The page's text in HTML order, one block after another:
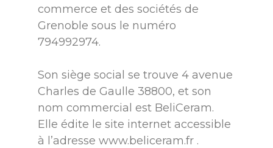
commerce et des sociétés de
Grenoble sous le numéro
794992974.
Son siège social se trouve 4 avenue
Charles de Gaulle 38800, et son
nom commercial est BeliCeram.
Elle édite le site internet accessible
à l’adresse www.beliceram.fr .